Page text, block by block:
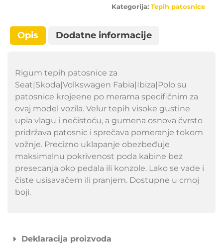
Kategorija: Tepih patosnice
Opis Dodatne informacije
Rigum tepih patosnice za
Seat|Skoda|Volkswagen Fabia|Ibiza|Polo su
patosnice krojeene po merama specifičnim za
ovaj model vozila. Velur tepih visoke gustine
upia vlagu i nečistoću, a gumena osnova čvrsto
pridržava patosnic i sprečava pomeranje tokom
vožnje. Precizno uklapanje obezbeđuje
maksimalnu pokrivenost poda kabine bez
presecanja oko pedala ili konzole. Lako se vade i
čiste usisavačem ili pranjem. Dostupne u crnoj
boji.
Deklaracija proizvoda